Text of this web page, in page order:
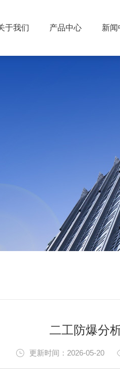
于我们 产品中心 新闻
二工防爆分
更新时间：2026-05-20